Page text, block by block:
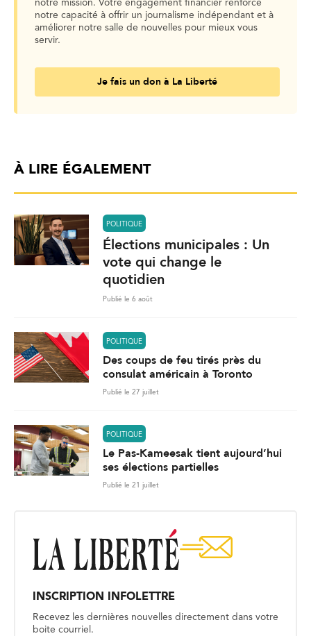
notre mission. Votre engagement financier renforce
notre capacité à offrir un journalisme indépendant et à
améliorer notre salle de nouvelles pour mieux vous
servir.
Je fais un don à La Liberté
À LIRE ÉGALEMENT
POLITIQUE
Élections municipales : Un
vote qui change le
quotidien
Publié le 6 août
POLITIQUE
Des coups de feu tirés près du
consulat américain à Toronto
Publié le 27 juillet
POLITIQUE
Le Pas-Kameesak tient aujourd’hui
ses élections partielles
Publié le 21 juillet
INSCRIPTION INFOLETTRE
Recevez les dernières nouvelles directement dans votre
boite courriel.